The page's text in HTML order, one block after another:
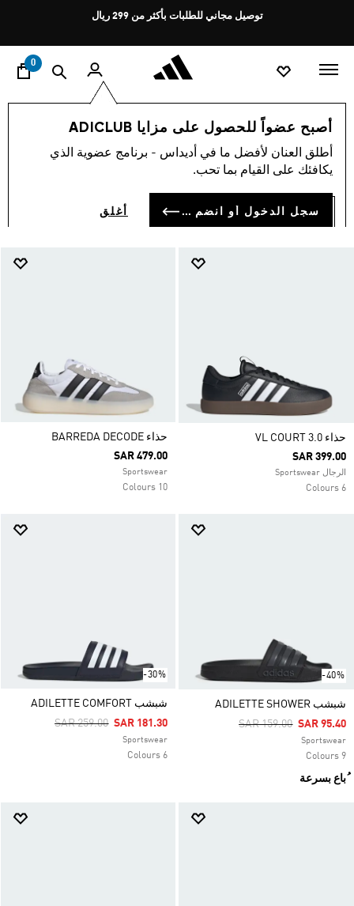
Pause
rotation
توصيل مجاني للطلبات بأكثر من 299 ريال
0
أصبح عضواً للحصول على مزايا ADICLUB
أطلق العنان لأفضل ما في أديداس - برنامج عضوية الذي
يكافئك على القيام بما تحب.
سجل الدخول أو انضم الآن أغلق
تشكيلات Court
COURT (243)
حذاء VL COURT 3.0
SAR 399.00
الرجال Sportswear
6 Colours
حذاء BARREDA DECODE
SAR 479.00
Sportswear
10 Colours
-40%
شبشب ADILETTE SHOWER
Price Reduced From
SAR 159.00ToSAR 95.40
Sportswear
9 Colours
ُباع بسرعة
-30%
شبشب ADILETTE COMFORT
Price Reduced From
SAR 259.00ToSAR 181.30
Sportswear
6 Colours